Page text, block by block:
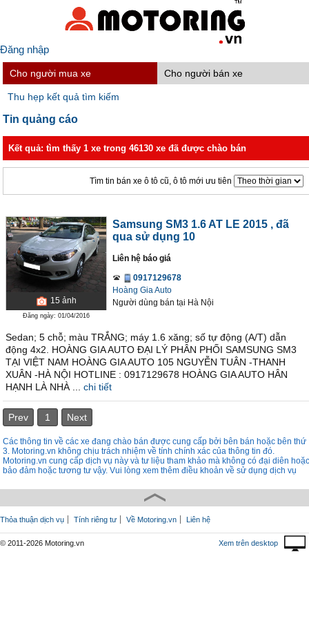
Đăng nhập
Cho người mua xe Cho người bán xe
Thu hẹp kết quả tìm kiếm
Tin quảng cáo
Kết quả: tìm thấy 1 xe trong 46130 xe đã được chào bán
Tìm tin bán xe ô tô cũ, ô tô mới ưu tiên
15 ảnh
Đăng ngày: 01/04/2016
Samsung SM3 1.6 AT LE 2015 , đã
qua sử dụng 10
Liên hệ báo giá
0917129678
Hoàng Gia Auto
Người dùng bán tại Hà Nội
Sedan; 5 chỗ; màu TRẮNG; máy 1.6 xăng; số tự động (A/T) dẫn
động 4x2. HOÀNG GIA AUTO ĐẠI LÝ PHÂN PHỐI SAMSUNG SM3
TẠI VIỆT NAM HOÀNG GIA AUTO 105 NGUYỄN TUÂN -THANH
XUÂN -HÀ NỘI HOTLINE : 0917129678 HOÀNG GIA AUTO HÂN
HẠNH LÀ NHÀ ...
chi tiết
Prev 1 Next
Các thông tin về các xe đang chào bán được cung cấp bởi bên bán hoặc bên thứ
3. Motoring.vn không chịu trách nhiệm về tính chính xác của thông tin đó.
Motoring.vn cung cấp dịch vụ này và tư liệu tham khảo mà không có đại diên hoặc
bảo đảm hoặc tương tư vậy. Vui lòng xem thêm điều khoản về sử dụng dịch vụ
Thỏa thuận dịch vụ Tính riêng tư Về Motoring.vn Liên hệ
© 2011-2026 Motoring.vn Xem trên desktop